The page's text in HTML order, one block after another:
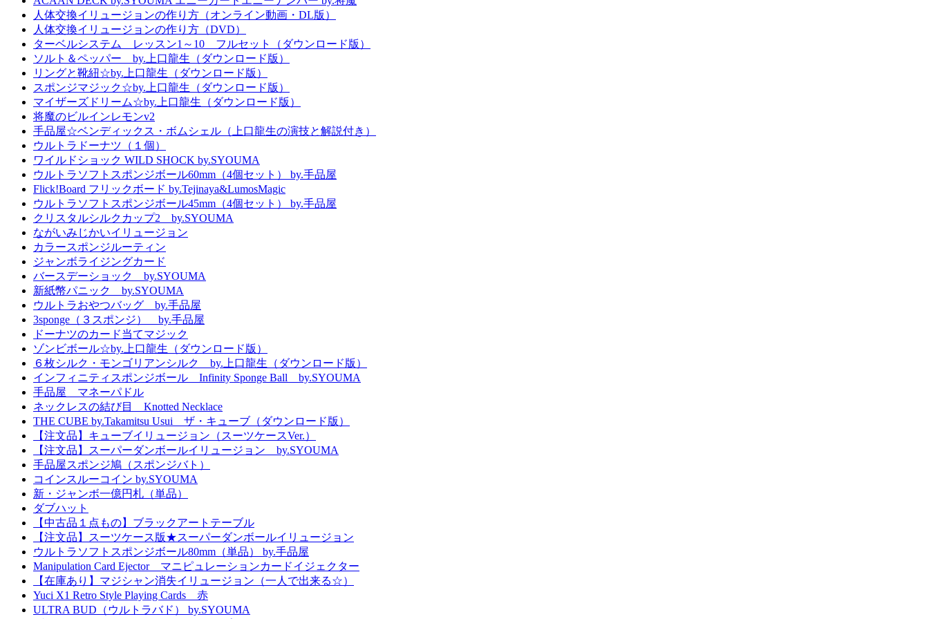
人体交換イリュージョンの作り方（オンライン動画・DL版）
人体交換イリュージョンの作り方（DVD）
ターベルシステム レッスン1～10 フルセット（ダウンロード版）
ソルト＆ペッパー by.上口龍生（ダウンロード版）
リングと靴紐☆by.上口龍生（ダウンロード版）
スポンジマジック☆by.上口龍生（ダウンロード版）
マイザーズドリーム☆by.上口龍生（ダウンロード版）
将魔のビルインレモンv2
手品屋☆ベンディックス・ボムシェル（上口龍生の演技と解説付き）
ウルトラドーナツ（１個）
ワイルドショック WILD SHOCK by.SYOUMA
ウルトラソフトスポンジボール60mm（4個セット） by.手品屋
Flick!Board フリックボード by.Tejinaya&LumosMagic
ウルトラソフトスポンジボール45mm（4個セット） by.手品屋
クリスタルシルクカップ2 by.SYOUMA
ながいみじかいイリュージョン
カラースポンジルーティン
ジャンボライジングカード
バースデーショック by.SYOUMA
新紙幣パニック by.SYOUMA
ウルトラおやつバッグ by.手品屋
3sponge（３スポンジ） by.手品屋
ドーナツのカード当てマジック
ゾンビボール☆by.上口龍生（ダウンロード版）
６枚シルク・モンゴリアンシルク by.上口龍生（ダウンロード版）
インフィニティスポンジボール Infinity Sponge Ball by.SYOUMA
手品屋 マネーパドル
ネックレスの結び目 Knotted Necklace
THE CUBE by.Takamitsu Usui ザ・キューブ（ダウンロード版）
【注文品】キューブイリュージョン（スーツケースVer.）
【注文品】スーパーダンボールイリュージョン by.SYOUMA
手品屋スポンジ鳩（スポンジバト）
コインスルーコイン by.SYOUMA
新・ジャンボ一億円札（単品）
ダブハット
【中古品１点もの】ブラックアートテーブル
【注文品】スーツケース版★スーパーダンボールイリュージョン
ウルトラソフトスポンジボール80mm（単品） by.手品屋
Manipulation Card Ejector マニピュレーションカードイジェクター
【在庫あり】マジシャン消失イリュージョン（一人で出来る☆）
Yuci X1 Retro Style Playing Cards 赤
ULTRA BUD（ウルトラバド） by.SYOUMA